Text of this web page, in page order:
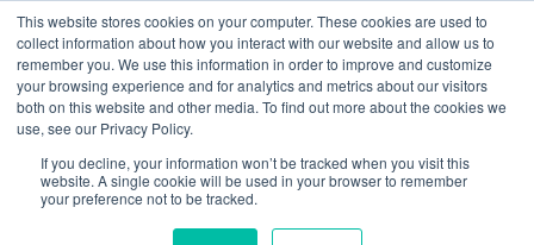
This website stores cookies on your computer. These cookies are used to
collect information about how you interact with our website and allow us to
remember you. We use this information in order to improve and customize
your browsing experience and for analytics and metrics about our visitors
both on this website and other media. To find out more about the cookies we
use, see our Privacy Policy.
If you decline, your information won’t be tracked when you visit this
website. A single cookie will be used in your browser to remember
your preference not to be tracked.
RICERCA FAQ RIVENDITORI